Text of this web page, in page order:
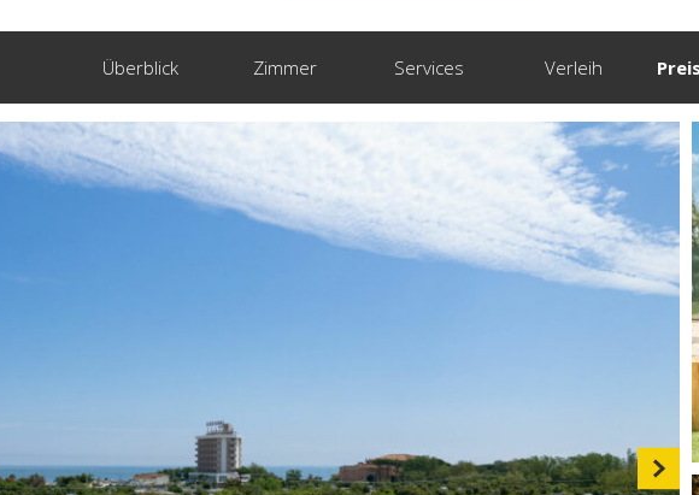
Überblick Zimmer Services Verleih